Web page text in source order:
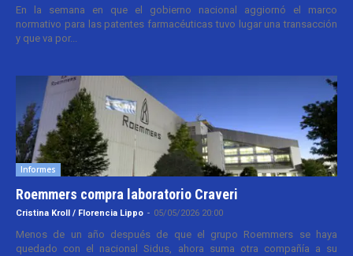
En la semana en que el gobierno nacional aggiornó el marco
normativo para las patentes farmacéuticas tuvo lugar una transacción
y que va por...
Informes
Roemmers compra laboratorio Craveri
Cristina Kroll / Florencia Lippo - 05/05/2026 20:00
Menos de un año después de que el grupo Roemmers se haya
quedado con el nacional Sidus, ahora suma otra compañía a su